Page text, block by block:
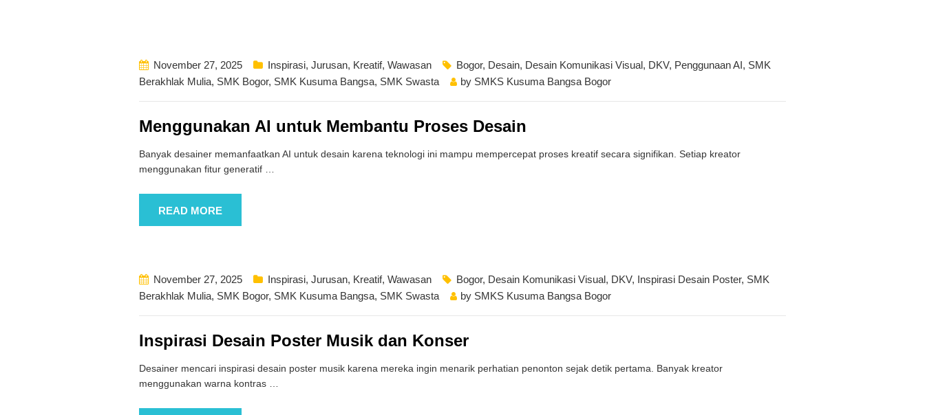
November 27, 2025 Inspirasi, Jurusan, Kreatif, Wawasan Bogor, Desain, Desain Komunikasi Visual, DKV, Penggunaan AI, SMK
Berakhlak Mulia, SMK Bogor, SMK Kusuma Bangsa, SMK Swasta by SMKS Kusuma Bangsa Bogor
Menggunakan AI untuk Membantu Proses Desain
Banyak desainer memanfaatkan AI untuk desain karena teknologi ini mampu mempercepat proses kreatif secara signifikan. Setiap kreator
menggunakan fitur generatif
READ MORE
November 27, 2025 Inspirasi, Jurusan, Kreatif, Wawasan Bogor, Desain Komunikasi Visual, DKV, Inspirasi Desain Poster, SMK
Berakhlak Mulia, SMK Bogor, SMK Kusuma Bangsa, SMK Swasta by SMKS Kusuma Bangsa Bogor
Inspirasi Desain Poster Musik dan Konser
Desainer mencari inspirasi desain poster musik karena mereka ingin menarik perhatian penonton sejak detik pertama. Banyak kreator
menggunakan warna kontras